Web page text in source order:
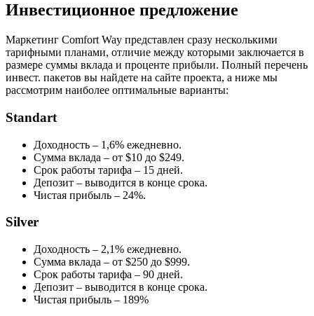
Инвестиционное предложение
Маркетинг Comfort Way представлен сразу несколькими
тарифными планами, отличие между которыми заключается в
размере суммы вклада и проценте прибыли. Полный перечень
инвест. пакетов вы найдете на сайте проекта, а ниже мы
рассмотрим наиболее оптимальные варианты:
Standart
Доходность – 1,6% ежедневно.
Сумма вклада – от $10 до $249.
Срок работы тарифа – 15 дней.
Депозит – выводится в конце срока.
Чистая прибыль – 24%.
Silver
Доходность – 2,1% ежедневно.
Сумма вклада – от $250 до $999.
Срок работы тарифа – 90 дней.
Депозит – выводится в конце срока.
Чистая прибыль – 189%